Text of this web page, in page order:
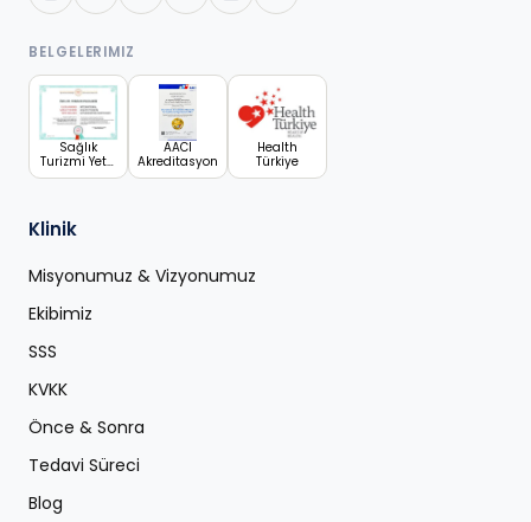
BELGELERIMIZ
Sağlık
Turizmi Yetki
Belgesi
AACI
Akreditasyon
Health
Türkiye
Klinik
Misyonumuz & Vizyonumuz
Ekibimiz
SSS
KVKK
Önce & Sonra
Tedavi Süreci
Blog